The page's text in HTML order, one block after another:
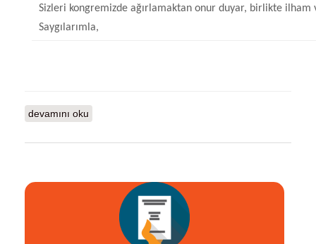
Sizleri kongremizde ağırlamaktan onur duyar, birlikte
Saygılarımla,
KONGRE BAŞKANLARINDAN hakkında
devamını oku